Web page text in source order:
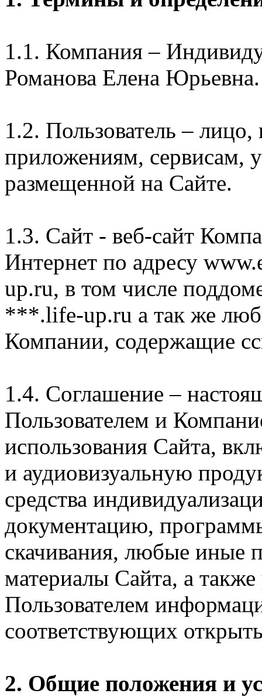
1.1. Компания –
Романова Елена Юрьевна.
1.2. Пользователь –
приложениям, сервисам,
размещенной на Сайте.
1.3. Сайт - веб-сайт
Интернет по адресу
up.ru, в том числе
***.life-up.ru а так же
Компании, содержащие
1.4. Соглашение –
Пользователем и
использования Сайта,
и аудиовизуальную
средства
документацию,
скачивания, любые иные
материалы Сайта, а
Пользователем
соответствующих
2. Общие положения и